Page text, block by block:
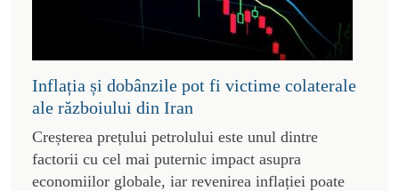
Inflația și dobânzile pot fi victime colaterale
ale războiului din Iran
Creșterea prețului petrolului este unul dintre
factorii cu cel mai puternic impact asupra
economiilor globale, iar revenirea inflației poate